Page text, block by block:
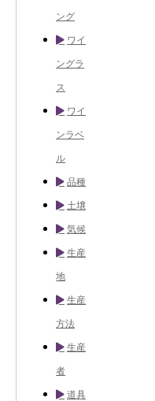
ング
ワイ
ングラ
ス
ワイ
ンラベ
ル
品種
土壌
気候
生産
地
生産
方法
生産
者
道具